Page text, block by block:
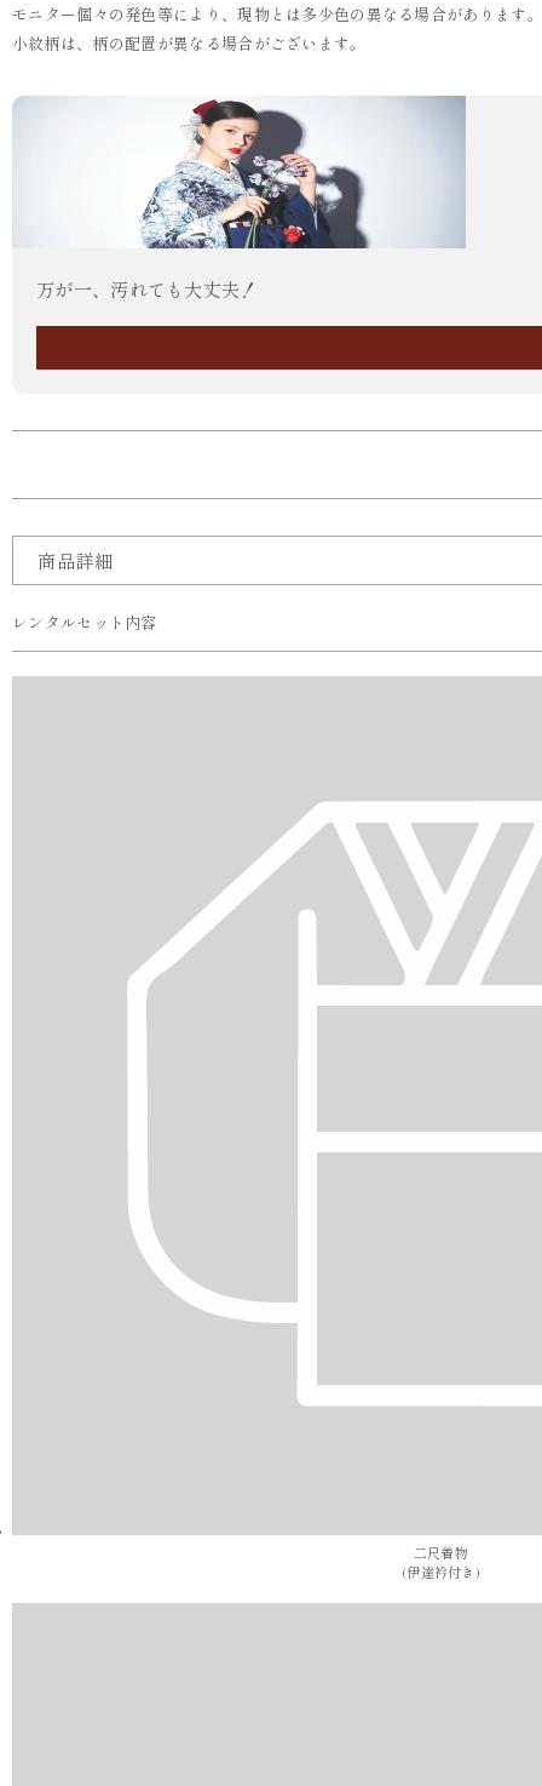
モニター個々の発色等により、現物とは多少色の異なる場合があります。
小紋柄は、柄の配置が異なる場合がございます。
万が一、汚れても大丈夫！
商品詳細
レンタルセット内容
二尺着物
(伊達衿付き)